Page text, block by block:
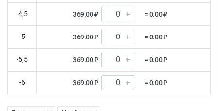
-4,5 369.00 ₽ = 0.00 ₽
-5 369.00 ₽ = 0.00 ₽
-5,5 369.00 ₽ = 0.00 ₽
-6 369.00 ₽ = 0.00 ₽